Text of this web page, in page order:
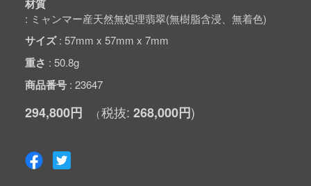
材質
ミャンマー産天然無処理翡翠(無樹脂含浸、無着色)
サイズ 57mm x 57mm x 7mm
重さ 50.8g
商品番号 23647
294,800円 268,000円